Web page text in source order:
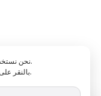
نحن نستخدم ملفات تعريف الارتباط والأدوات المماثلة.
بالنقر على زر موافق ، فإنك توافق على هذه السياسة.